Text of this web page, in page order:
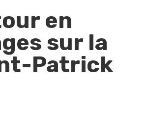
en
sur la
Patrick